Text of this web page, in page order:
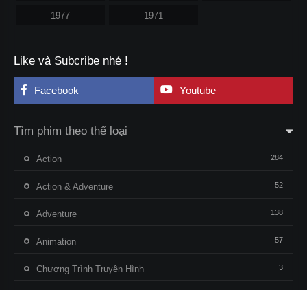
1977 1971
Like và Subcribe nhé !
Facebook Youtube
Tìm phim theo thể loại
Action 284
Action & Adventure 52
Adventure 138
Animation 57
Chương Trình Truyền Hình 3